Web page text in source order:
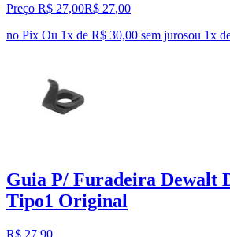
Preço R$ 27,00R$ 27,00
no Pix Ou 1x de R$ 30,00 sem jurosou 1x
Guia P/ Furadeira Dewalt
Tipo1 Original
R$ 27,90